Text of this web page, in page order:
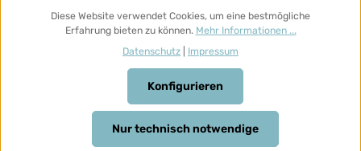
Diese Website verwendet Cookies, um eine bestmögliche
Erfahrung bieten zu können. Mehr Informationen ...
Datenschutz
Impressum
Nur technisch notwendige
Konfigurieren